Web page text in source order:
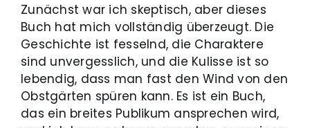
Zunächst war ich skeptisch, aber dieses
Buch hat mich vollständig überzeugt. Die
Geschichte ist fesselnd, die Charaktere
sind unvergesslich, und die Kulisse ist so
lebendig, dass man fast den Wind von den
Obstgärten spüren kann. Es ist ein Buch,
das ein breites Publikum ansprechen wird,